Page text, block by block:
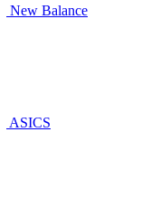
New Balance
ASICS